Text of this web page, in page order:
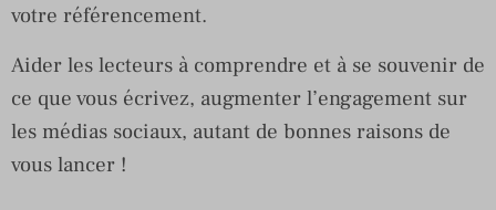
votre référencement.
Aider les lecteurs à comprendre et à se souvenir de
ce que vous écrivez, augmenter l’engagement sur
les médias sociaux, autant de bonnes raisons de
vous lancer !